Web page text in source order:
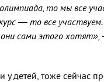
то мы все
— то все
сами этого хотят»,
у детей, тоже сейчас